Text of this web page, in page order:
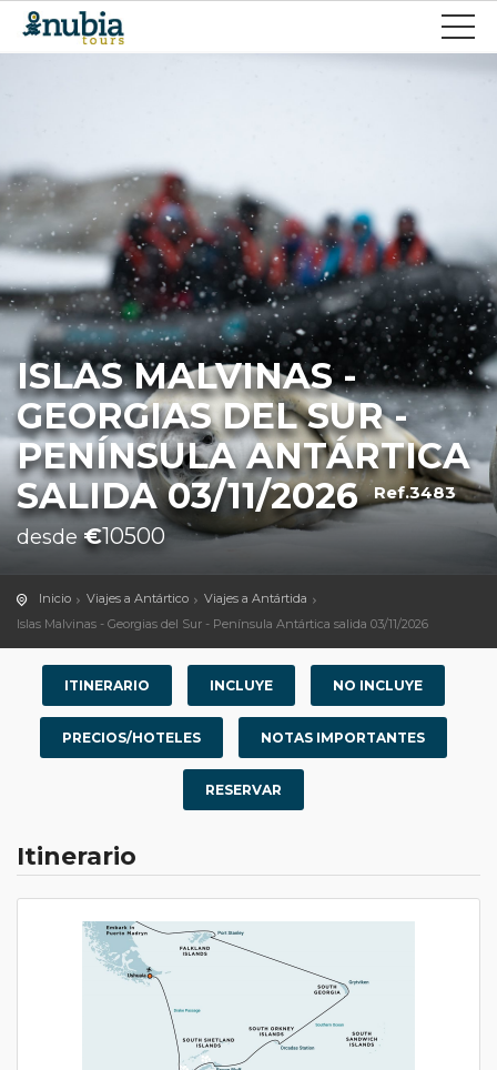
ISLAS MALVINAS -
GEORGIAS DEL SUR -
PENÍNSULA ANTÁRTICA
SALIDA 03/11/2026 Ref.3483
desde€10500
Inicio Viajes a Antártico
Viajes a Antártida
Islas Malvinas - Georgias del Sur - Península Antártica salida 03/11/2026
ITINERARIO INCLUYE NO INCLUYE
PRECIOS/HOTELES NOTAS IMPORTANTES
RESERVAR
Itinerario